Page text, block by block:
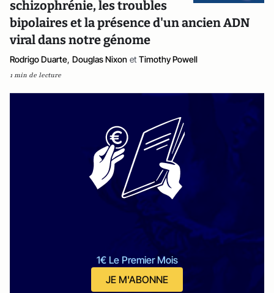
schizophrénie, les troubles
bipolaires et la présence d'un ancien ADN
viral dans notre génome
Rodrigo Duarte, Douglas Nixon et Timothy Powell
1 min de lecture
1€ Le Premier Mois
JE M'ABONNE